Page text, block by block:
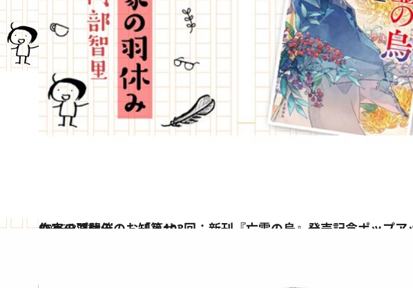
2025.3.13
作家の羽休み――「第103回：新刊『亡霊の烏』発売記念ポップアップショップ開催のお知らせ」
カルチャー